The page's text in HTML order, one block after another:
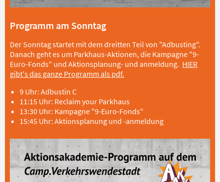
Programm am Sonntag
Der Sonntag startet mit dem dreitten Teil von "Adbusting".
Danach geht es um Parkhaus-Aktionen, die Kampagne "9-
Euro-Fonds" und Aktionsplanung- und anmeldung. HIER
gibt's das ganze Programm als pdf.
9 Uhr: Adbustin C
11:15 Uhr: Reclaim your Parkhaus
13:30 Uhr: Kampagne "9-Euro-Fonds"
15:45 Uhr: Aktionsplanung und -anmeldung